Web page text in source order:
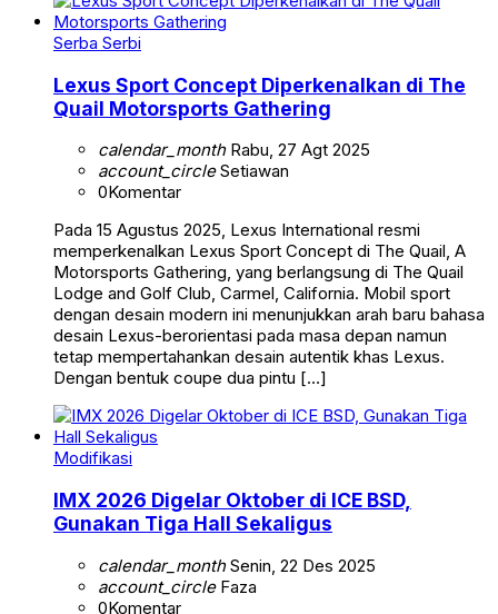
Serba Serbi
Lexus Sport Concept Diperkenalkan di The
Quail Motorsports Gathering
calendar_monthRabu, 27 Agt 2025
account_circleSetiawan
0Komentar
Pada 15 Agustus 2025, Lexus International resmi
memperkenalkan Lexus Sport Concept di The Quail, A
Motorsports Gathering, yang berlangsung di The Quail
Lodge and Golf Club, Carmel, California. Mobil sport
dengan desain modern ini menunjukkan arah baru bahasa
desain Lexus-berorientasi pada masa depan namun
tetap mempertahankan desain autentik khas Lexus.
Dengan bentuk coupe dua pintu […]
Modifikasi
IMX 2026 Digelar Oktober di ICE BSD,
Gunakan Tiga Hall Sekaligus
calendar_monthSenin, 22 Des 2025
account_circleFaza
0Komentar